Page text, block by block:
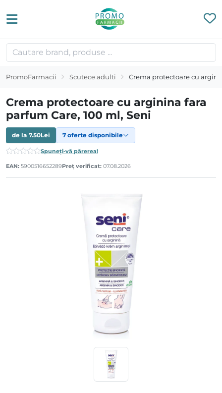
PromoFarmacii Scutece adulti Crema protectoare cu
Crema protectoare cu arginina fara
parfum Care, 100 ml, Seni
de la 7.50Lei 7 oferte disponibile
Spuneți-vă părerea!
EAN: 5900516652289Preț verificat: 07.08.2026